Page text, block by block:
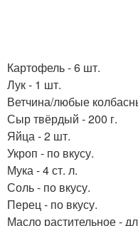
Картофель - 6 шт.
Лук - 1 шт.
Ветчина/любые
Сыр твёрдый - 200 г.
Яйца - 2 шт.
Укроп - по вкусу.
Мука - 4 ст. л.
Соль - по вкусу.
Перец - по вкусу.
Масло растительное -